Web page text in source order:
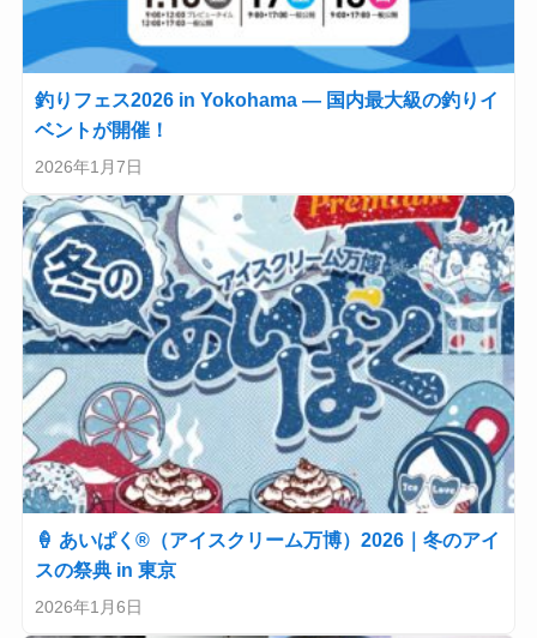
釣りフェス2026 in Yokohama — 国内最大級の釣りイ
ベントが開催！
2026年1月7日
🍦 あいぱく®（アイスクリーム万博）2026｜冬のアイ
スの祭典 in 東京
2026年1月6日